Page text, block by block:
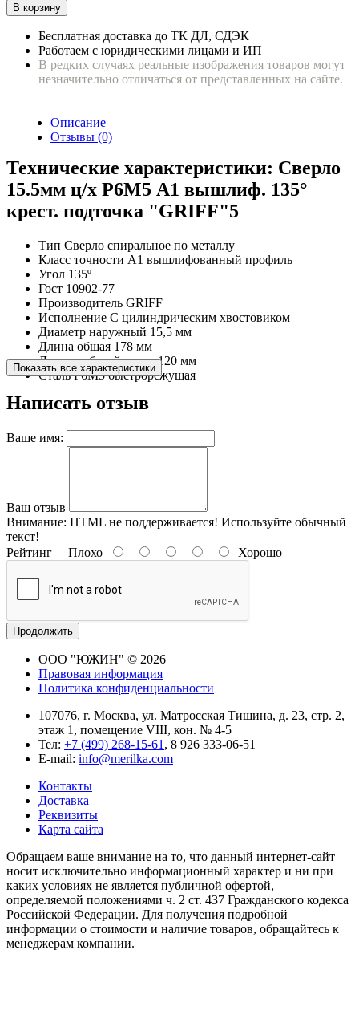
В корзину
Бесплатная доставка до ТК ДЛ, СДЭК
Работаем с юридическими лицами и ИП
В редких случаях реальные изображения товаров могут
незначительно отличаться от представленных на сайте.
Описание
Отзывы (0)
Технические характеристики: Сверло
15.5мм ц/х Р6М5 А1 вышлиф. 135°
крест. подточка "GRIFF"5
Тип Сверло спиральное по металлу
Класс точности A1 вышлифованный профиль
Угол 135º
Гост 10902-77
Производитель GRIFF
Исполнение С цилиндрическим хвостовиком
Диаметр наружный 15,5 мм
Длина общая 178 мм
Длина рабочей части 120 мм
Сталь Р6М5 быстрорежущая
Показать все характеристики
Написать отзыв
Ваше имя:
Ваш отзыв
Внимание: HTML не поддерживается! Используйте обычный
текст!
Рейтинг Плохо Хорошо
Продолжить
ООО "ЮЖИН" © 2026
Правовая информация
Политика конфиденциальности
107076, г. Москва, ул. Матросская Тишина, д. 23, стр. 2,
этаж 1, помещение VIII, кон. № 4-5
Тел: +7 (499) 268-15-61 , 8 926 333-06-51
E-mail: info@merilka.com
Контакты
Доставка
Реквизиты
Карта сайта
Обращаем ваше внимание на то, что данный интернет-сайт
носит исключительно информационный характер и ни при
каких условиях не является публичной офертой,
определяемой положениями ч. 2 ст. 437 Гражданского кодекса
Российской Федерации. Для получения подробной
информации о стоимости и наличие товаров, обращайтесь к
менеджерам компании.